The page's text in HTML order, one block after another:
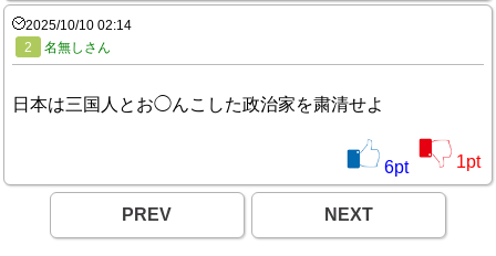
2025/10/10 02:14
2
名無しさん
日本は三国人とお◯んこした政治家を粛清せよ
6pt 1pt
PREV NEXT